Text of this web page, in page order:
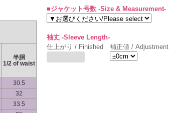
半胴
1/2 of waist
30.5
32
33.5
■ジャケット号数 -Size & Measurement-
袖丈 -Sleeve Length-
仕上がり / Finished
補正値 / Adjustment